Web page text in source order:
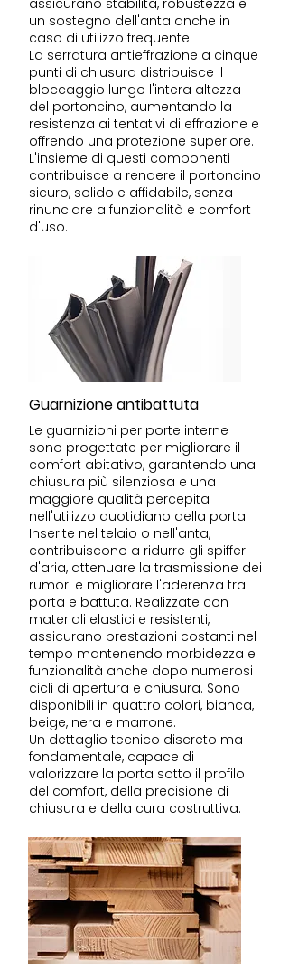
assicurano stabilità, robustezza e
un sostegno dell'anta anche in
caso di utilizzo frequente.
La serratura antieffrazione a cinque
punti di chiusura distribuisce il
bloccaggio lungo l'intera altezza
del portoncino, aumentando la
resistenza ai tentativi di effrazione e
offrendo una protezione superiore.
L'insieme di questi componenti
contribuisce a rendere il portoncino
sicuro, solido e affidabile, senza
rinunciare a funzionalità e comfort
d'uso.
Guarnizione antibattuta
Le guarnizioni per porte interne
sono progettate per migliorare il
comfort abitativo, garantendo una
chiusura più silenziosa e una
maggiore qualità percepita
nell'utilizzo quotidiano della porta.
Inserite nel telaio o nell'anta,
contribuiscono a ridurre gli spifferi
d'aria, attenuare la trasmissione dei
rumori e migliorare l'aderenza tra
porta e battuta. Realizzate con
materiali elastici e resistenti,
assicurano prestazioni costanti nel
tempo mantenendo morbidezza e
funzionalità anche dopo numerosi
cicli di apertura e chiusura. Sono
disponibili in quattro colori, bianca,
beige, nera e marrone.
Un dettaglio tecnico discreto ma
fondamentale, capace di
valorizzare la porta sotto il profilo
del comfort, della precisione di
chiusura e della cura costruttiva.